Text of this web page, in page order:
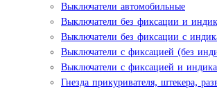
Выключатели автомобильные
Выключатели без фиксации и
Выключатели без фиксации с
Выключатели с фиксацией (без
Выключатели с фиксацией и
Гнезда прикуривателя, штекера,